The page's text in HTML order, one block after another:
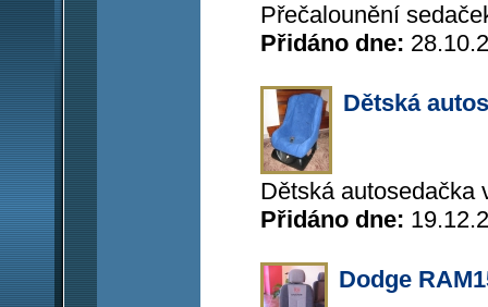
Přečalounění
Přidáno dne:
Dětská
Dětská autosedačka
Přidáno dne:
Dodge